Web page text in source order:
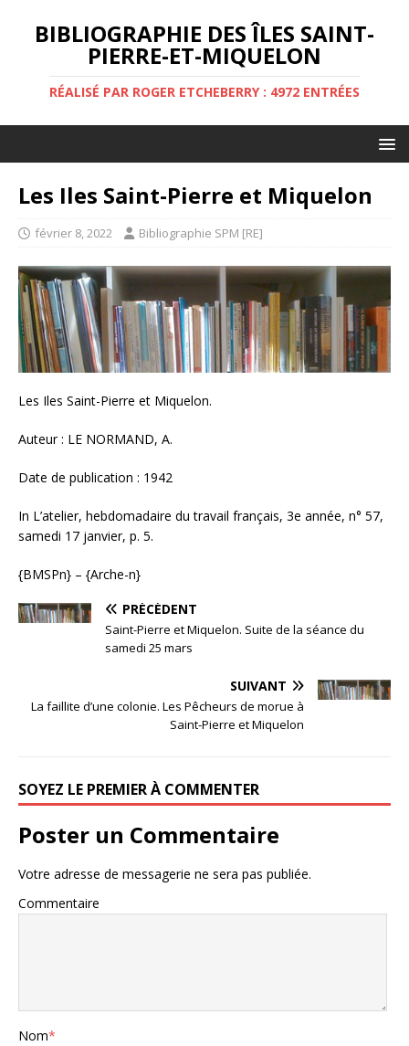
BIBLIOGRAPHIE DES ÎLES SAINT-
PIERRE-ET-MIQUELON
RÉALISÉ PAR ROGER ETCHEBERRY : 4972 ENTRÉES
Les Iles Saint-Pierre et Miquelon
février 8, 2022 Bibliographie SPM [RE]
Les Iles Saint-Pierre et Miquelon.
Auteur : LE NORMAND, A.
Date de publication : 1942
In L’atelier, hebdomadaire du travail français, 3e année, n° 57,
samedi 17 janvier, p. 5.
{BMSPn} – {Arche-n}
PRÉCÉDENT
Saint-Pierre et Miquelon. Suite de la séance du
samedi 25 mars
SUIVANT
La faillite d’une colonie. Les Pêcheurs de morue à
Saint-Pierre et Miquelon
SOYEZ LE PREMIER À COMMENTER
Poster un Commentaire
Votre adresse de messagerie ne sera pas publiée.
Commentaire
Nom*